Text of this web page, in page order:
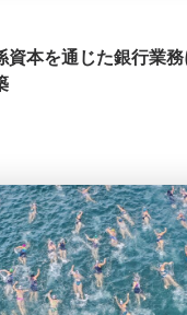
資本を通じた銀行業